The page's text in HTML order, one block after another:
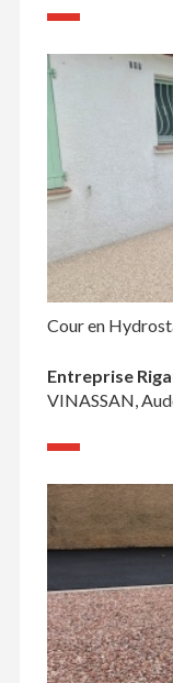
Cour en
Entreprise
VINASSAN,